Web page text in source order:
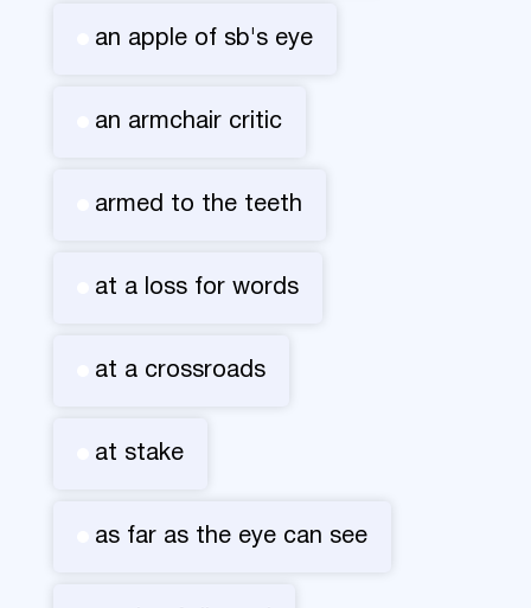
an apple of sb's eye
an armchair critic
armed to the teeth
at a loss for words
at a crossroads
at stake
as far as the eye can see